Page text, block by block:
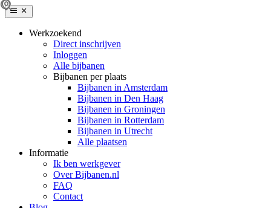
Werkzoekend
Direct inschrijven
Inloggen
Alle bijbanen
Bijbanen per plaats
Bijbanen in Amsterdam
Bijbanen in Den Haag
Bijbanen in Groningen
Bijbanen in Rotterdam
Bijbanen in Utrecht
Alle plaatsen
Informatie
Ik ben werkgever
Over Bijbanen.nl
FAQ
Contact